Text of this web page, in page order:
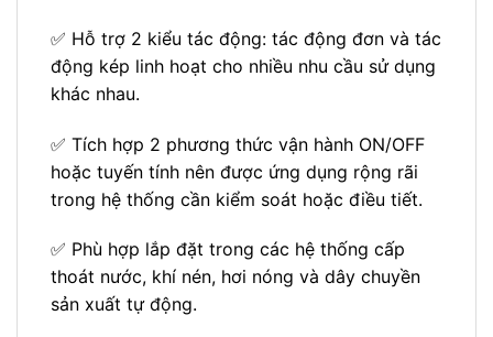
✅ Hỗ trợ 2 kiểu tác động: tác động đơn và tác
động kép linh hoạt cho nhiều nhu cầu sử dụng
khác nhau.
✅ Tích hợp 2 phương thức vận hành ON/OFF
hoặc tuyến tính nên được ứng dụng rộng rãi
trong hệ thống cần kiểm soát hoặc điều tiết.
✅ Phù hợp lắp đặt trong các hệ thống cấp
thoát nước, khí nén, hơi nóng và dây chuyền
sản xuất tự động.